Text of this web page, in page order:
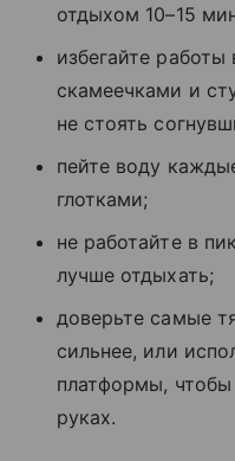
отдыхом 10–15
избегайте
скамеечками и
не стоять
пейте воду
глотками;
не работайте в
лучше отдыхать;
доверьте самые
сильнее, или
платформы,
руках.